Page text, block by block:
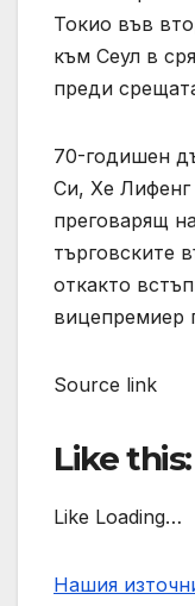
Токио във
към Сеул в
преди
70-годишен
Си, Хе
преговарящ
търговските
откакто
вицепремиер
Source link
Like this:
Like Loading…
Нашия